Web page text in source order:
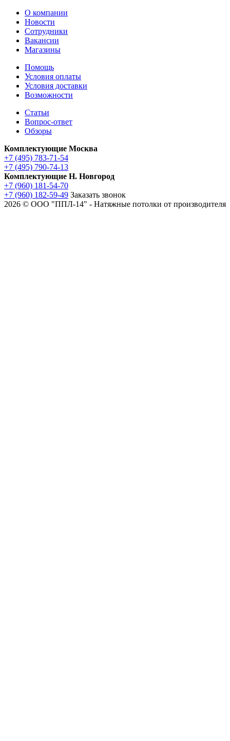
О компании
Новости
Сотрудники
Вакансии
Магазины
Помощь
Условия оплаты
Условия доставки
Возможности
Статьи
Вопрос-ответ
Обзоры
Комплектующие Москва
+7 (495) 783-71-54
+7 (495) 790-74-13
Комплектующие Н. Новгород
+7 (960) 181-54-70
+7 (960) 182-59-49 Заказать звонок
2026 © ООО "ППЛ-14" - Натяжные потолки от производителя